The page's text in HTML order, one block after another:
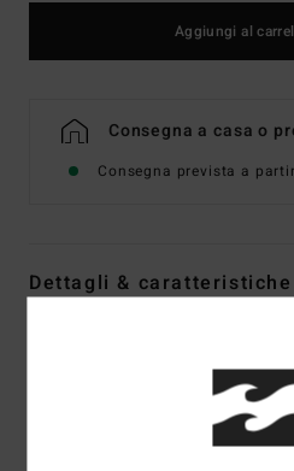
Aggiungi al
Consegna a casa o
Consegna prevista a
Dettagli & caratteristiche
Codice